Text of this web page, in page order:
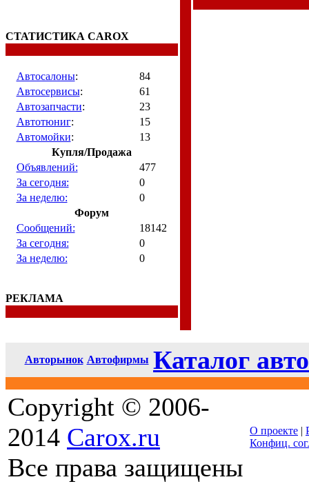
СТАТИСТИКА CAROX
Автосалоны:
84
Автосервисы:
61
Автозапчасти:
23
Автотюниг:
15
Автомойки:
13
Купля/Продажа
Объявлений:
477
За сегодня:
0
За неделю:
0
Форум
Сообщений:
18142
За сегодня:
0
За неделю:
0
РЕКЛАМА
Авторынок Автофирмы Каталог
Copyright © 2006-
2014 Carox.ru
Все права защищены
О проекте |
Конфиц.